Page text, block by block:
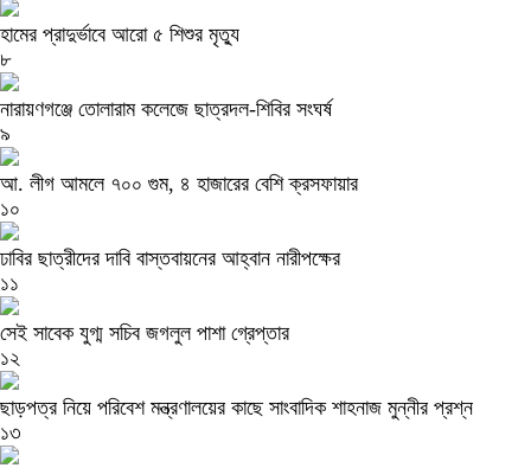
হামের প্রাদুর্ভাবে আরো ৫ শিশুর মৃত্যু
৮
নারায়ণগঞ্জে তোলারাম কলেজে ছাত্রদল-শিবির সংঘর্ষ
৯
আ. লীগ আমলে ৭০০ গুম, ৪ হাজারের বেশি ক্রসফায়ার
১০
ঢাবির ছাত্রীদের দাবি বাস্তবায়নের আহ্বান নারীপক্ষের
১১
সেই সাবেক যুগ্ম সচিব জগলুল পাশা গ্রেপ্তার
১২
ছাড়পত্র নিয়ে পরিবেশ মন্ত্রণালয়ের কাছে সাংবাদিক শাহনাজ মুন্নীর প্রশ্ন
১৩